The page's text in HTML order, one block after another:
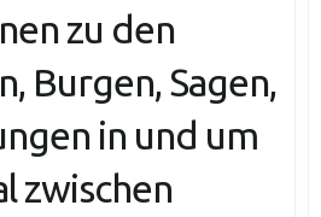
zu den
Burgen, Sagen,
in und um
zwischen